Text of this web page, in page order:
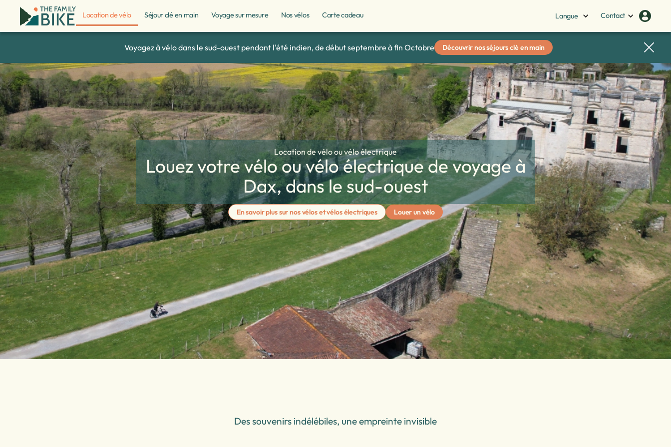
Location de vélo Séjour clé en main Voyage sur mesure Nos vélos Carte cadeau Langue Contact
Voyagez à vélo dans le sud-ouest pendant l'été indien, de début septembre à fin Octobre Découvrir nos séjours clé en main
Location de vélo ou vélo électrique
Louez votre vélo ou vélo électrique de voyage à
Dax, dans le sud-ouest
En savoir plus sur nos vélos et vélos électriques Louer un vélo
Des souvenirs indélébiles, une empreinte invisible